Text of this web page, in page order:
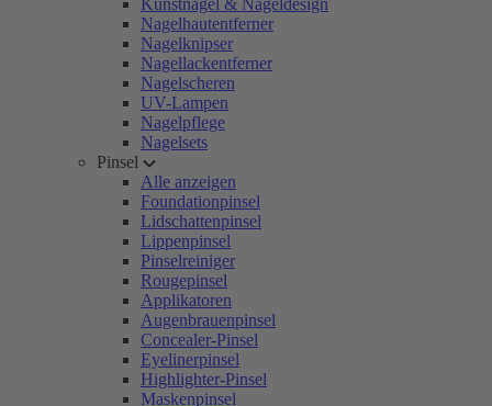
Kunstnägel & Nageldesign
Nagelhautentferner
Nagelknipser
Nagellackentferner
Nagelscheren
UV-Lampen
Nagelpflege
Nagelsets
Pinsel
Alle anzeigen
Foundationpinsel
Lidschattenpinsel
Lippenpinsel
Pinselreiniger
Rougepinsel
Applikatoren
Augenbrauenpinsel
Concealer-Pinsel
Eyelinerpinsel
Highlighter-Pinsel
Maskenpinsel